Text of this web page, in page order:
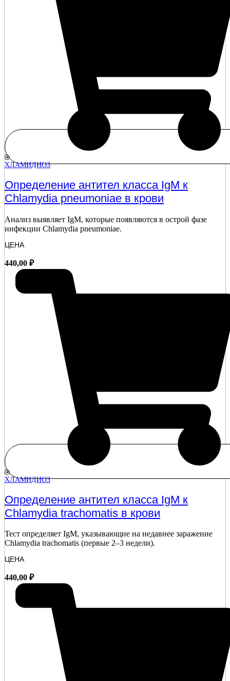
ХЛАМИДИОЗ
Определение антител класса IgM к
Chlamydia pneumoniae в крови
Анализ выявляет IgM, которые появляются в острой фазе
инфекции Chlamydia pneumoniae.
ЦЕНА
440,00 ₽
ХЛАМИДИОЗ
Определение антител класса IgM к
Chlamydia trachomatis в крови
Тест определяет IgM, указывающие на недавнее заражение
Chlamydia trachomatis (первые 2–3 недели).
ЦЕНА
440,00 ₽